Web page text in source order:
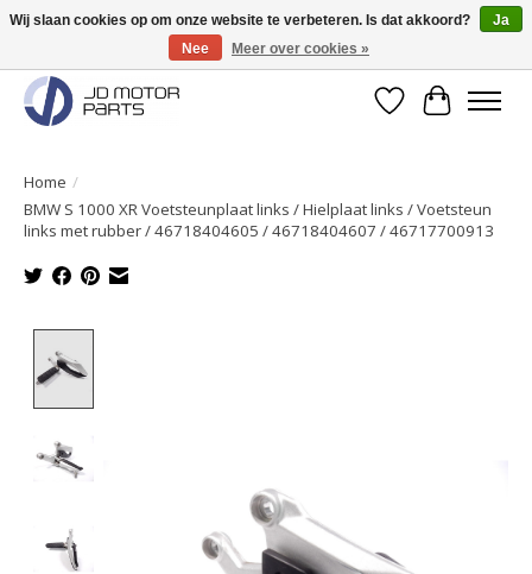
Originele onderdelen direct uit voorraad leverbaar!
Verlanglijst
Home /
BMW S 1000 XR Voetsteunplaat links / Hielplaat links / Voetsteun
links met rubber / 46718404605 / 46718404607 / 46717700913
Wij slaan cookies op om onze website te verbeteren. Is dat akkoord?
Ja
Nee
Meer over cookies »